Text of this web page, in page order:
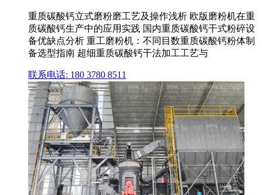
重质碳酸钙立式磨粉磨工艺及操作浅析 欧版磨粉机在重
质碳酸钙生产中的应用实践 国内重质碳酸钙干式粉碎设
备优缺点分析 重工磨粉机：不同目数重质碳酸钙粉体制
备选型指南 超细重质碳酸钙干法加工工艺与
联系电话: 180 3780 8511